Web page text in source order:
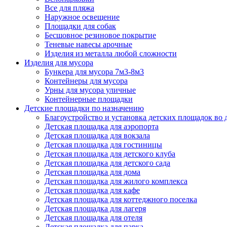
Все для пляжа
Наружное освещение
Площадки для собак
Бесшовное резиновое покрытие
Теневые навесы арочные
Изделия из металла любой сложности
Изделия для мусора
Бункера для мусора 7м3-8м3
Контейнеры для мусора
Урны для мусора уличные
Контейнерные площадки
Детские площадки по назначению
Благоустройство и установка детских площадок
Детская площадка для аэропорта
Детская площадка для вокзала
Детская площадка для гостиницы
Детская площадка для детского клуба
Детская площадка для детского сада
Детская площадка для дома
Детская площадка для жилого комплекса
Детская площадка для кафе
Детская площадка для коттеджного поселка
Детская площадка для лагеря
Детская площадка для отеля